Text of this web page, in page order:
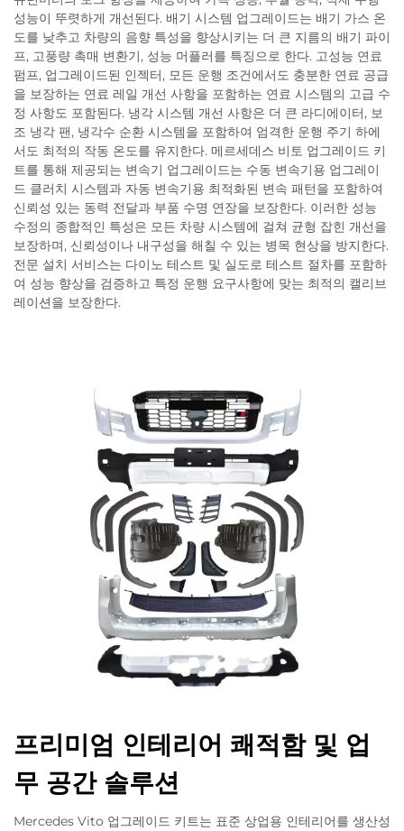
성능이 뚜렷하게 개선된다. 배기 시스템 업그레이드는 배기 가스 온
도를 낮추고 차량의 음향 특성을 향상시키는 더 큰 지름의 배기 파이
프, 고풍량 촉매 변환기, 성능 머플러를 특징으로 한다. 고성능 연료
펌프, 업그레이드된 인젝터, 모든 운행 조건에서도 충분한 연료 공급
을 보장하는 연료 레일 개선 사항을 포함하는 연료 시스템의 고급 수
정 사항도 포함된다. 냉각 시스템 개선 사항은 더 큰 라디에이터, 보
조 냉각 팬, 냉각수 순환 시스템을 포함하여 엄격한 운행 주기 하에
서도 최적의 작동 온도를 유지한다. 메르세데스 비토 업그레이드 키
트를 통해 제공되는 변속기 업그레이드는 수동 변속기용 업그레이
드 클러치 시스템과 자동 변속기용 최적화된 변속 패턴을 포함하여
신뢰성 있는 동력 전달과 부품 수명 연장을 보장한다. 이러한 성능
수정의 종합적인 특성은 모든 차량 시스템에 걸쳐 균형 잡힌 개선을
보장하며, 신뢰성이나 내구성을 해칠 수 있는 병목 현상을 방지한다.
전문 설치 서비스는 다이노 테스트 및 실도로 테스트 절차를 포함하
여 성능 향상을 검증하고 특정 운행 요구사항에 맞는 최적의 캘리브
레이션을 보장한다.
프리미엄 인테리어 쾌적함 및 업
무 공간 솔루션
Mercedes Vito 업그레이드 키트는 표준 상업용 인테리어를 생산성